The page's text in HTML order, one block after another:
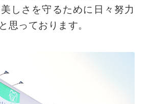
しさを守るために日々努力
思っております。